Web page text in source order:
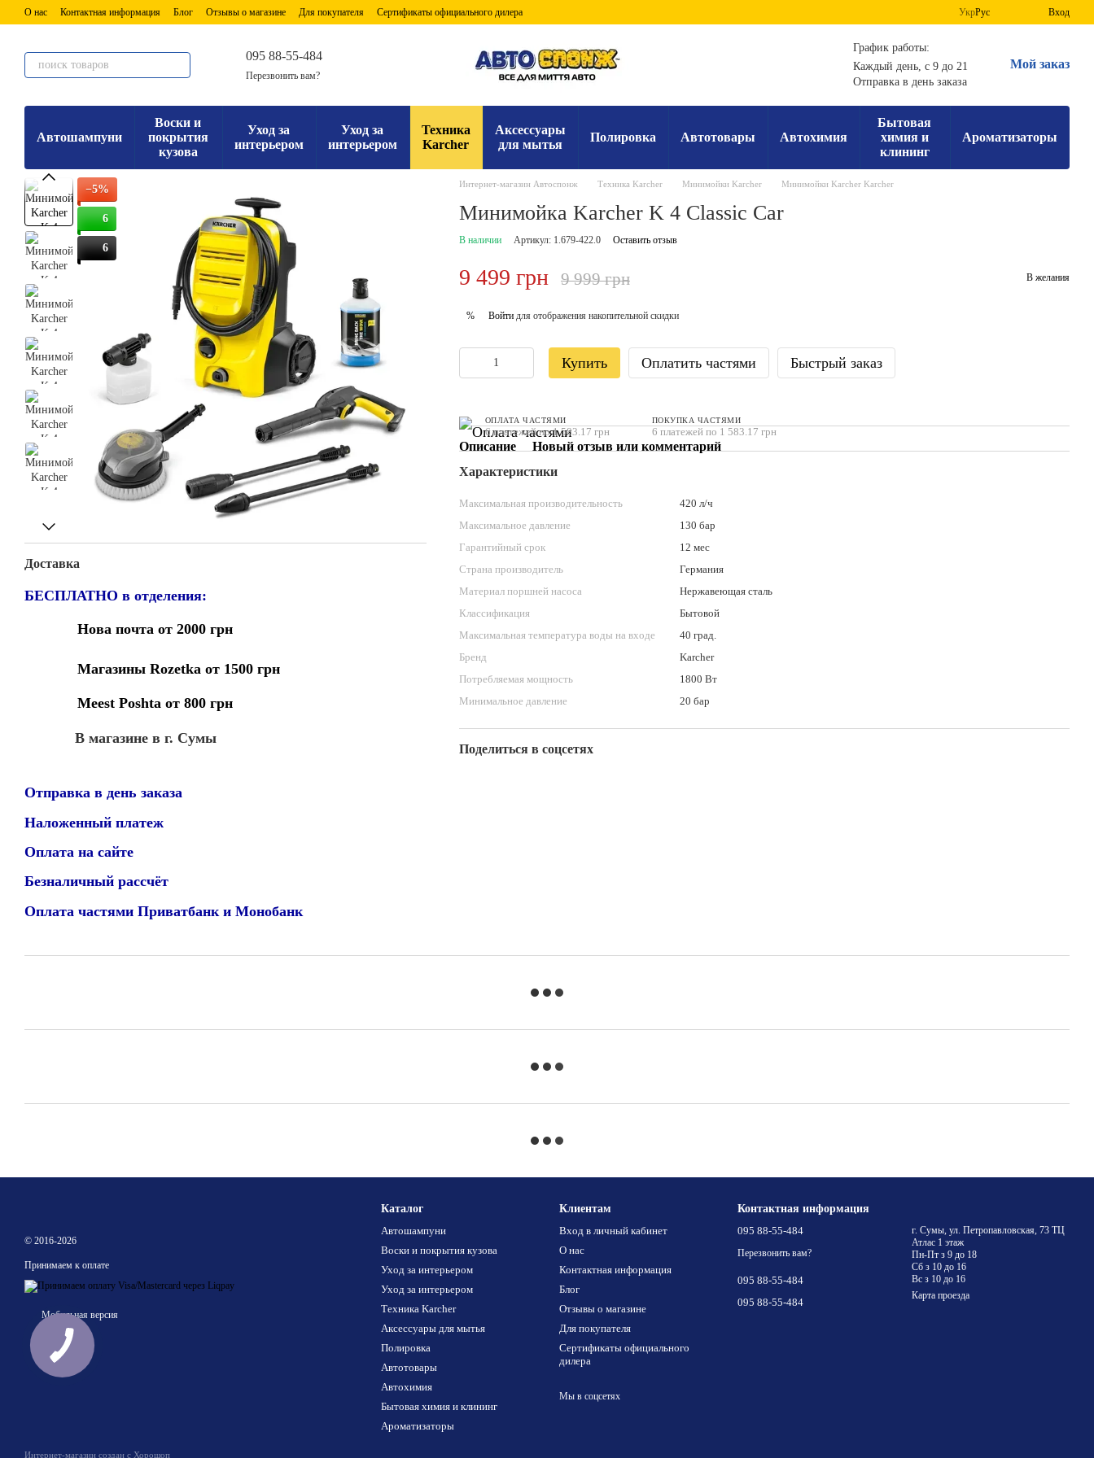
Перейти к основному контенту
О нас Контактная информация Блог Отзывы о магазине Для покупателя Сертификаты официального дилера УкрРус Вход
095 88-55-484
Перезвонить вам?
График работы:
Каждый день, с 9 до 21
Отправка в день заказа
Мой заказ
Автошампуни
Воски и
покрытия
кузова
Уход за
интерьером
Уход за
интерьером
Техника
Karcher
Аксессуары
для мытья
Полировка Автотовары Автохимия
Бытовая
химия и
клининг
Ароматизаторы
−5%
6
6
Доставка
БЕСПЛАТНО в отделения:
Нова почта от 2000 грн
Магазины Rozetka от 1500 грн
Meest Poshta от 800 грн
В магазине в г. Сумы
Отправка в день заказа
Наложенный платеж
Оплата на сайте
Безналичный рассчёт
Оплата частями Приватбанк и Монобанк
Интернет-магазин Автоспонж Техника Karcher Минимойки Karcher Минимойки Karcher Karcher
Минимойка Karcher K 4 Classic Car
В наличии Артикул: 1.679-422.0 Оставить отзыв
9 499 грн 9 999 грн В желания
% Войтидля отображения накопительной скидки
Купить Оплатить частями Быстрый заказ
ОПЛАТА ЧАСТЯМИ
6 платежей по 1 583.17 грн
ПОКУПКА ЧАСТЯМИ
6 платежей по 1 583.17 грн
Описание
Новый отзыв или комментарий
Характеристики
Максимальная производительность
420 л/ч
Максимальное давление
130 бар
Гарантийный срок
12 мес
Страна производитель
Германия
Материал поршней насоса
Нержавеющая сталь
Классификация
Бытовой
Максимальная температура воды на входе
40 град.
Бренд
Karcher
Потребляемая мощность
1800 Вт
Минимальное давление
20 бар
Поделиться в соцсетях
© 2016-2026
Принимаем к оплате
Мобильная версия
Интернет-магазин создан с Хорошоп
Каталог
Автошампуни
Воски и покрытия кузова
Уход за интерьером
Уход за интерьером
Техника Karcher
Аксессуары для мытья
Полировка
Автотовары
Автохимия
Бытовая химия и клининг
Ароматизаторы
Клиентам
Вход в личный кабинет
О нас
Контактная информация
Блог
Отзывы о магазине
Для покупателя
Сертификаты официального
дилера
Мы в соцсетях
Контактная информация
095 88-55-484
Перезвонить вам?
095 88-55-484
095 88-55-484
г. Сумы, ул. Петропавловская, 73 ТЦ
Атлас 1 этаж
Пн-Пт з 9 до 18
Сб з 10 до 16
Вс з 10 до 16
Карта проезда